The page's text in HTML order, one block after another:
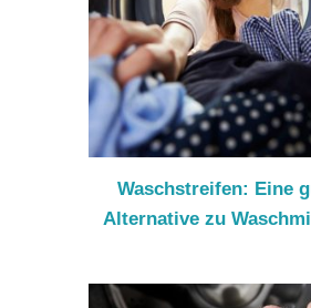
Waschstreifen: Eine
Alternative zu